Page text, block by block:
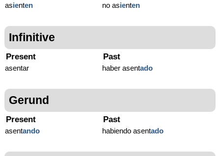
asienten
no asienten
Infinitive
Present
asentar
Past
haber asentado
Gerund
Present
asentando
Past
habiendo asentado